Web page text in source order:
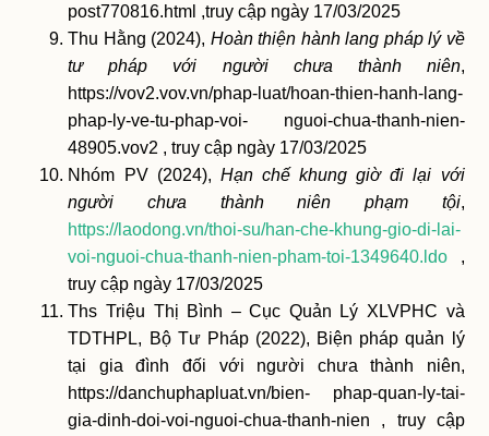
post770816.html ,truy cập ngày 17/03/2025
Thu Hằng (2024), Hoàn thiện hành lang pháp lý về
tư pháp với người chưa thành niên,
https://vov2.vov.vn/phap-luat/hoan-thien-hanh-lang-
phap-ly-ve-tu-phap-voi- nguoi-chua-thanh-nien-
48905.vov2 , truy cập ngày 17/03/2025
Nhóm PV (2024), Hạn chế khung giờ đi lại với
người chưa thành niên phạm tội,
https://laodong.vn/thoi-su/han-che-khung-gio-di-lai-
voi-nguoi-chua-thanh-nien-pham-toi-1349640.ldo ,
truy cập ngày 17/03/2025
Ths Triệu Thị Bình – Cục Quản Lý XLVPHC và
TDTHPL, Bộ Tư Pháp (2022), Biện pháp quản lý
tại gia đình đối với người chưa thành niên,
https://danchuphapluat.vn/bien- phap-quan-ly-tai-
gia-dinh-doi-voi-nguoi-chua-thanh-nien , truy cập